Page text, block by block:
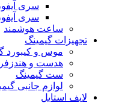
سری آیفون
سری آیفون
ساعت هوشمند
تجهیزات گیمینگ
موس و کیبورد
هدست و
ست گیمینگ
لوازم جانبی
لایف استایل